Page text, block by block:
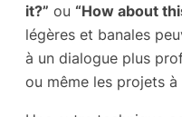
it?” ou “How about
légères et banales
à un dialogue plus
ou même les projets à